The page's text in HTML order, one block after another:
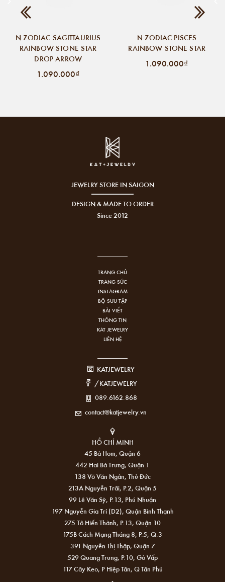
N ZODIAC SAGITTAURIUS
RAINBOW STONE STAR
DROP ARROW
1.090.000₫
N ZODIAC PISCES
RAINBOW STONE STAR
1.090.000₫
JEWELRY STORE IN SAIGON
DESIGN & MADE TO ORDER
Since 2012
TRANG CHỦ
TRANG SỨC
INSTAGRAM
BỘ SƯU TẬP
BÀI VIẾT
THÔNG TIN
KAT JEWELRY
LIÊN HỆ
KATJEWELRY
/KATJEWELRY
089.6162.868
contact@katjewelry.vn
HỒ CHÍ MINH
45 Bà Hom, Quận 6
442 Hai Bà Trưng, Quận 1
138 Võ Văn Ngân, Thủ Đức
213A Nguyễn Trãi, P.2, Quận 5
99 Lê Văn Sỹ, P.13, Phú Nhuận
197 Nguyễn Gia Trí (D2), Quận Bình Thạnh
275 Tô Hiến Thành, P.13, Quận 10
175B Cách Mạng Tháng 8, P.5, Q.3
391 Nguyễn Thị Thập, Quận 7
529 Quang Trung, P.10, Gò Vấp
117 Cây Keo, P Hiệp Tân, Q Tân Phú